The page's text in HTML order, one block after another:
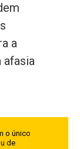
a
afasia
o único
de